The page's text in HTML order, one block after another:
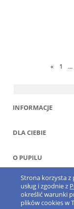
Strona korzysta z
usług i zgodnie z
określić warunki
plików cookies w
« 1 ...
INFORMACJE
DLA CIEBIE
O PUPILU